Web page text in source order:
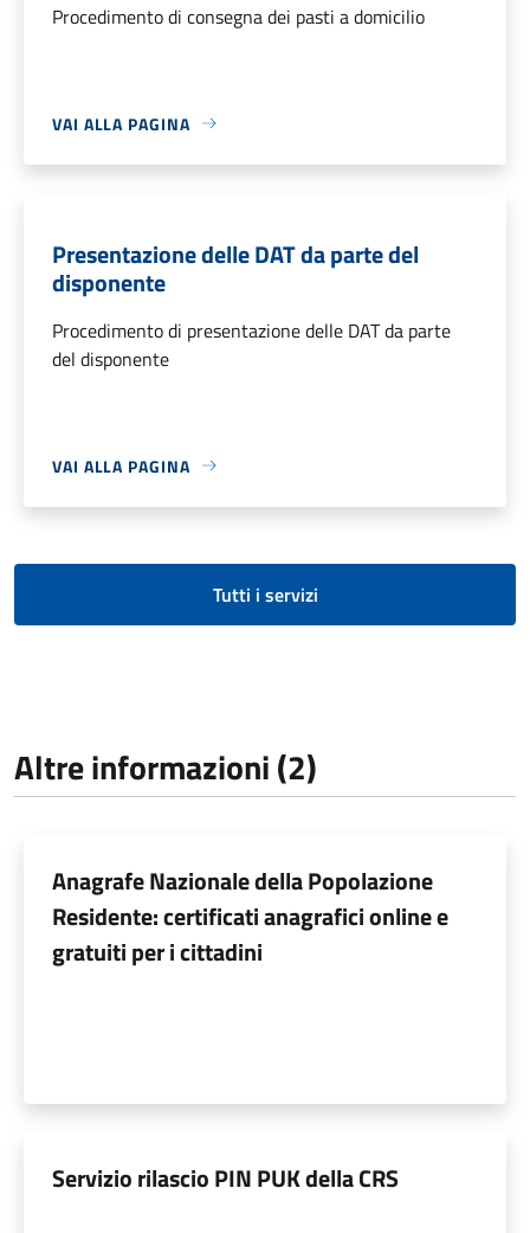
Procedimento di consegna dei pasti a domicilio
VAI ALLA PAGINA
Presentazione delle DAT da parte del
disponente
Procedimento di presentazione delle DAT da parte
del disponente
VAI ALLA PAGINA
Tutti i servizi
Altre informazioni (2)
Anagrafe Nazionale della Popolazione
Residente: certificati anagrafici online e
gratuiti per i cittadini
Servizio rilascio PIN PUK della CRS